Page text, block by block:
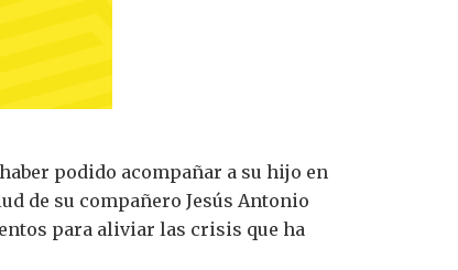
podido acompañar a su hijo en
de su compañero Jesús Antonio
para aliviar las crisis que ha